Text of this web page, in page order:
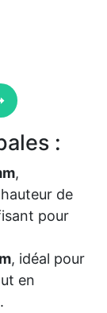
:
,
de
pour
, idéal pour
en